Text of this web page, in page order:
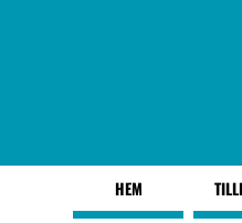
HEM